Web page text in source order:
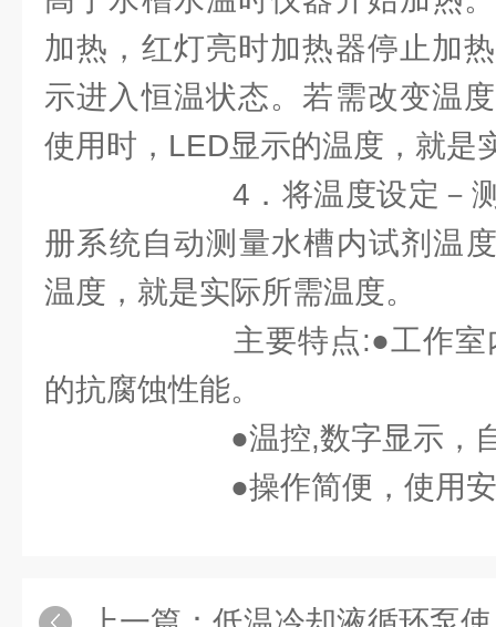
加热，红灯亮时加热器停止加
示进入恒温状态。若需改变温
使用时，LED显示的温度，就是
4．将温度设定－测
册系统自动测量水槽内试剂温
温度，就是实际所需温度。
主要特点:●工作室内
的抗腐蚀性能。
●温控,数字显示，自
●操作简便，使用安